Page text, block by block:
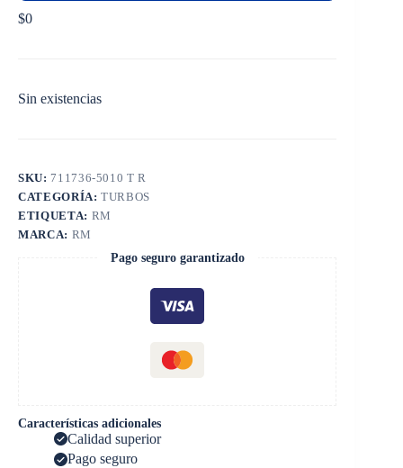
$0
Sin existencias
SKU: 711736-5010 T R
CATEGORÍA:TURBOS
ETIQUETA: RM
MARCA: RM
Pago seguro garantizado
Características adicionales
Calidad superior
Pago seguro